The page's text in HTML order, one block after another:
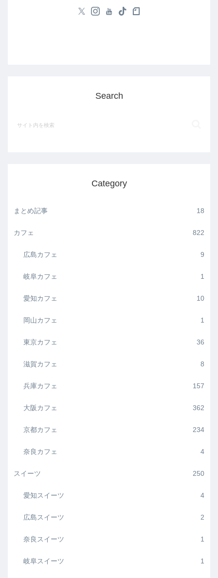
Search
Category
まとめ記事 18
カフェ 822
広島カフェ 9
岐阜カフェ 1
愛知カフェ 10
岡山カフェ 1
東京カフェ 36
滋賀カフェ 8
兵庫カフェ 157
大阪カフェ 362
京都カフェ 234
奈良カフェ 4
スイーツ 250
愛知スイーツ 4
広島スイーツ 2
奈良スイーツ 1
岐阜スイーツ 1